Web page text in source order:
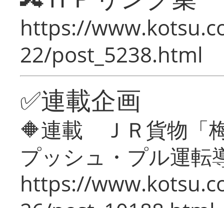
https://
22/post_5238.html
✅連載企画
🔶連載 ＪＲ貨物「
プッシュ・プル運転
https://